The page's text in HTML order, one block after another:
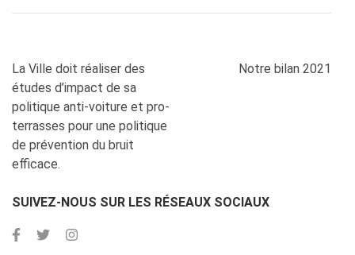
Navigation
de
l’article
La Ville doit réaliser des
études d’impact de sa
politique anti-voiture et pro-
terrasses pour une politique
de prévention du bruit
efficace.
Notre bilan 2021
SUIVEZ-NOUS SUR LES RÉSEAUX SOCIAUX